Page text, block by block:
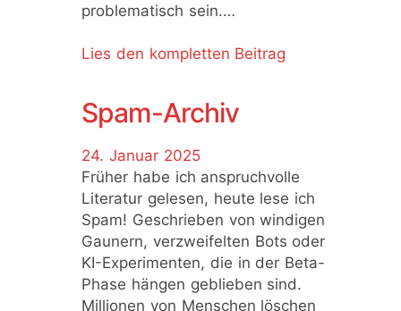
problematisch sein.…
Lies den kompletten Beitrag
Spam-Archiv
24. Januar 2025
Früher habe ich anspruchvolle
Literatur gelesen, heute lese ich
Spam! Geschrieben von windigen
Gaunern, verzweifelten Bots oder
KI-Experimenten, die in der Beta-
Phase hängen geblieben sind.
Millionen von Menschen löschen